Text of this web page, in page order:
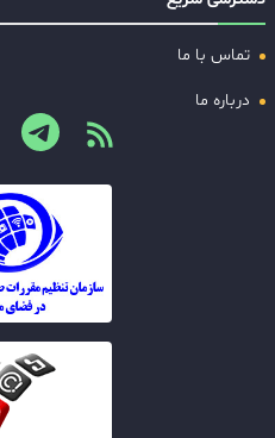
تماس با ما
درباره ما